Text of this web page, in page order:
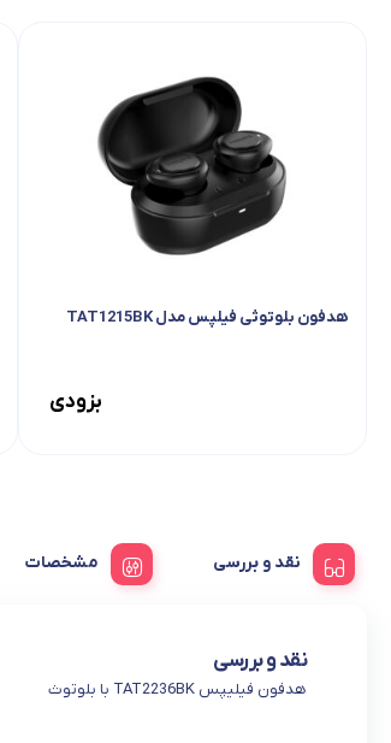
هدفون بلوتوثی فیلپس مدل TAT1215BK
بزودی
نقد و بررسی مشخصات
نقد و بررسی
هدفون فیلیپس TAT2236BK با بلوتوث